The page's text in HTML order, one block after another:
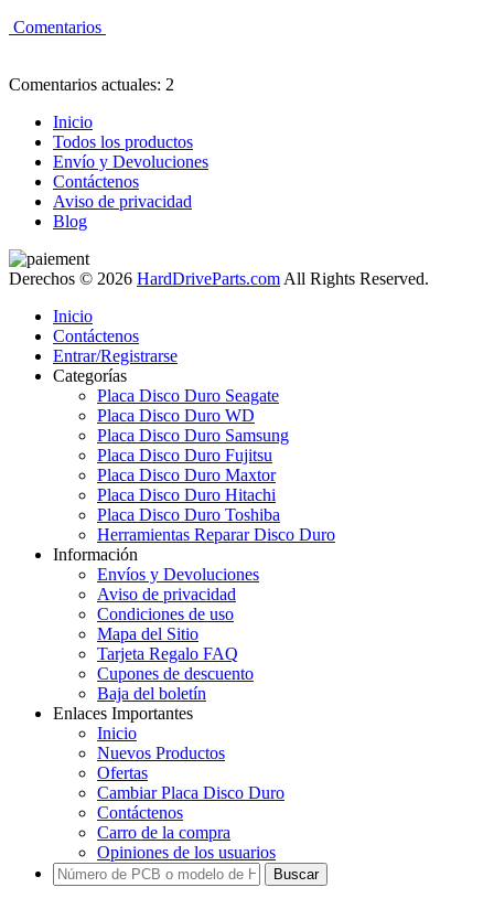
Comentarios
Comentarios actuales: 2
Inicio
Todos los productos
Envío y Devoluciones
Contáctenos
Aviso de privacidad
Blog
Derechos © 2026 HardDriveParts.com All Rights Reserved.
Inicio
Contáctenos
Entrar/Registrarse
Categorías
Placa Disco Duro Seagate
Placa Disco Duro WD
Placa Disco Duro Samsung
Placa Disco Duro Fujitsu
Placa Disco Duro Maxtor
Placa Disco Duro Hitachi
Placa Disco Duro Toshiba
Herramientas Reparar Disco Duro
Información
Envíos y Devoluciones
Aviso de privacidad
Condiciones de uso
Mapa del Sitio
Tarjeta Regalo FAQ
Cupones de descuento
Baja del boletín
Enlaces Importantes
Inicio
Nuevos Productos
Ofertas
Cambiar Placa Disco Duro
Contáctenos
Carro de la compra
Opiniones de los usuarios